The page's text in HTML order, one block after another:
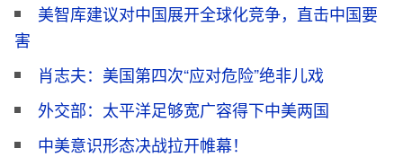
美智库建议对中国展开全球化竞争，直击中国要
害
肖志夫：美国第四次“应对危险”绝非儿戏
外交部：太平洋足够宽广容得下中美两国
中美意识形态决战拉开帷幕！